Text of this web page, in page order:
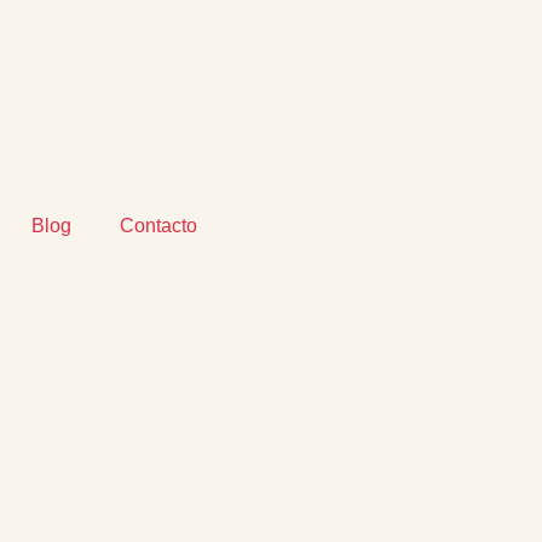
Blog Contacto